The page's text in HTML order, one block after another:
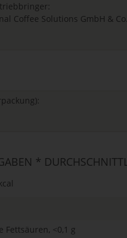
Coffee Solutions GmbH &
*
Fettsäuren, <0,1 g